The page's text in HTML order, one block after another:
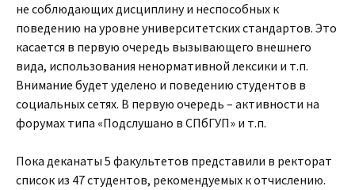
не соблюдающих дисциплину и неспособных к
поведению на уровне университетских стандартов. Это
касается в первую очередь вызывающего внешнего
вида, использования ненормативной лексики и т.п.
Внимание будет уделено и поведению студентов в
социальных сетях. В первую очередь – активности на
форумах типа «Подслушано в СПбГУП» и т.п.
Пока деканаты 5 факультетов представили в ректорат
список из 47 студентов, рекомендуемых к отчислению.